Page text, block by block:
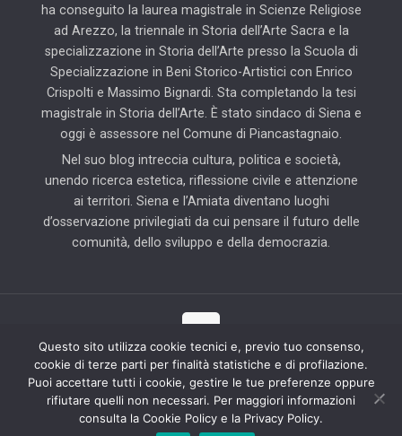
ha conseguito la laurea magistrale in Scienze Religiose
ad Arezzo, la triennale in Storia dell’Arte Sacra e la
specializzazione in Storia dell’Arte presso la Scuola di
Specializzazione in Beni Storico-Artistici con Enrico
Crispolti e Massimo Bignardi. Sta completando la tesi
magistrale in Storia dell’Arte. È stato sindaco di Siena e
oggi è assessore nel Comune di Piancastagnaio.
Nel suo blog intreccia cultura, politica e società,
unendo ricerca estetica, riflessione civile e attenzione
ai territori. Siena e l’Amiata diventano luoghi
d’osservazione privilegiati da cui pensare il futuro delle
comunità, dello sviluppo e della democrazia.
© 2025 Il Blog di Pierluigi Piccini | Tutti i diritti riservati | Partner
tecnico: Hab Solution
Questo sito utilizza cookie tecnici e, previo tuo consenso,
cookie di terze parti per finalità statistiche e di profilazione.
Puoi accettare tutti i cookie, gestire le tue preferenze oppure
rifiutare quelli non necessari. Per maggiori informazioni
consulta la Cookie Policy e la Privacy Policy.